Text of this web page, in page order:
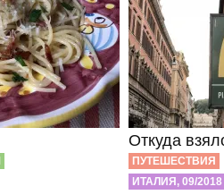
Откуда
ПУТЕШЕСТВИЯ
ИТАЛИЯ, 09/2018